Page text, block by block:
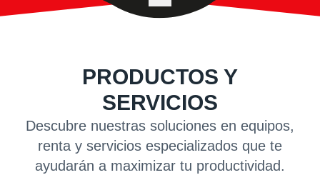
PRODUCTOS Y
SERVICIOS
Descubre nuestras soluciones en equipos,
renta y servicios especializados que te
ayudarán a maximizar tu productividad.